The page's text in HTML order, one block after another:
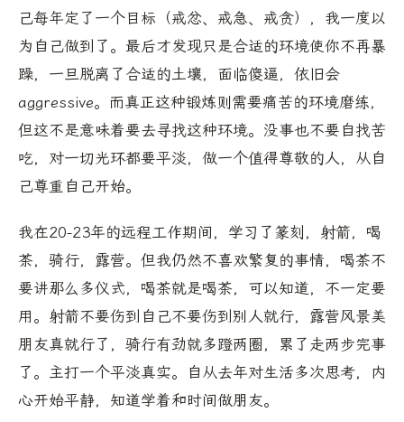
己每年定了一个目标（戒忿、戒急、戒贪），我一度以
为自己做到了。最后才发现只是合适的环境使你不再暴
躁，一旦脱离了合适的土壤，面临傻逼，依旧会
aggressive。而真正这种锻炼则需要痛苦的环境磨练，
但这不是意味着要去寻找这种环境。没事也不要自找苦
吃，对一切光环都要平淡，做一个值得尊敬的人，从自
己尊重自己开始。
我在20-23年的远程工作期间，学习了篆刻，射箭，喝
茶，骑行，露营。但我仍然不喜欢繁复的事情，喝茶不
要讲那么多仪式，喝茶就是喝茶，可以知道，不一定要
用。射箭不要伤到自己不要伤到别人就行，露营风景美
朋友真就行了，骑行有劲就多蹬两圈，累了走两步完事
了。主打一个平淡真实。自从去年对生活多次思考，内
心开始平静，知道学着和时间做朋友。